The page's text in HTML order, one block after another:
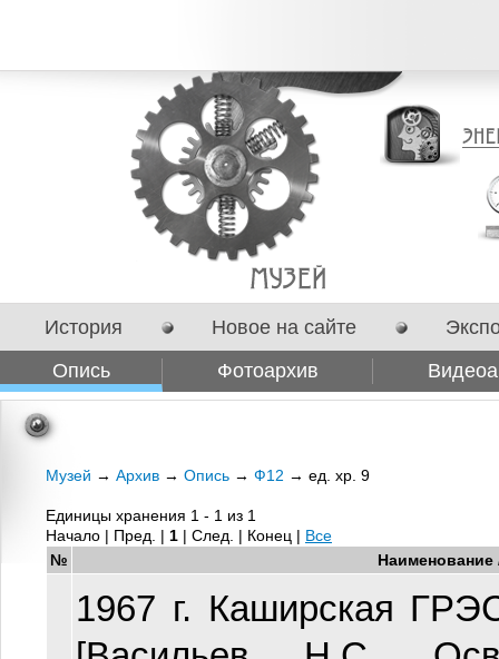
История Новое на сайте
Опись
Фотоархив
Сотрудничество
Музей → Архив → Опись → Ф12 → ед. хр. 9
Единицы хранения 1 - 1 из 1
Начало | Пред. | 1 | След. | Конец | Все
№
Наименование
1967 г. Каширская